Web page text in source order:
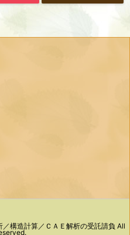
構造計算／ＣＡＥ解析の受託請負 All